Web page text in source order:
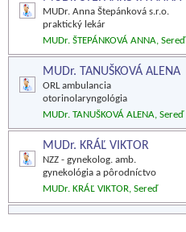
MUDr. Anna Štepánková s.r.o.
praktický lekár
MUDr. ŠTEPÁNKOVÁ ANNA, Sereď
MUDr. TANUŠKOVÁ ALENA
ORL ambulancia
otorinolaryngológia
MUDr. TANUŠKOVÁ ALENA, Sereď
MUDr. KRÁĽ VIKTOR
NZZ - gynekolog. amb.
gynekológia a pôrodníctvo
MUDr. KRÁĽ VIKTOR, Sereď